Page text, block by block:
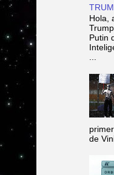
Hola,
Putin
...
de